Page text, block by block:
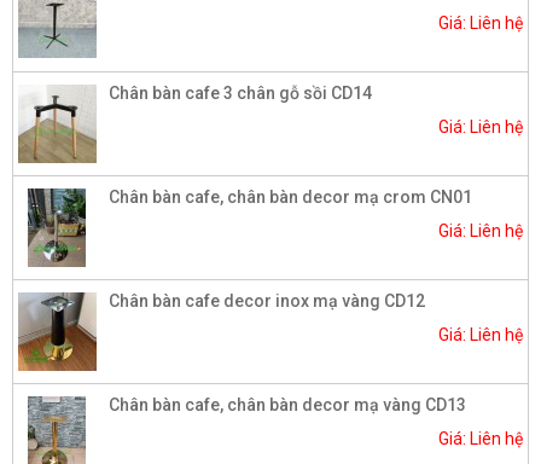
Giá: Liên hệ
Chân bàn cafe 3 chân gỗ sồi CD14
Giá: Liên hệ
Chân bàn cafe, chân bàn decor mạ crom CN01
Giá: Liên hệ
Chân bàn cafe decor inox mạ vàng CD12
Giá: Liên hệ
Chân bàn cafe, chân bàn decor mạ vàng CD13
Giá: Liên hệ